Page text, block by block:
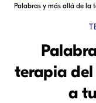
terapia
a